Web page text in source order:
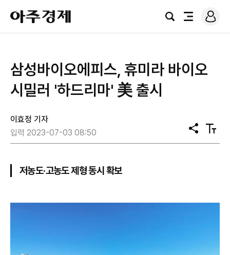
아
주
경
검
전
로
그
​삼성바이오에피스, 휴미라 바이오
시밀러 '하드리마' 美 출시
이효정 기자
입력 2023-07-03 08:50
공
유
텍
스
저농도·고농도 제형 동시 확보